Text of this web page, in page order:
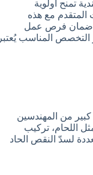
تمنح أولوية
المتقدم مع هذه
ضمان فرص عمل
التخصص المناسب يُعتبر
كبير من المهندسين
اللحام، تركيب
لسدّ النقص الحاد